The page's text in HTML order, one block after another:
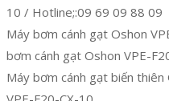
10 / Hotline;:09 69 09 88 09
Máy bơm cánh gạt Oshon
bơm cánh gạt Oshon VPE-
Máy bơm cánh gạt biến